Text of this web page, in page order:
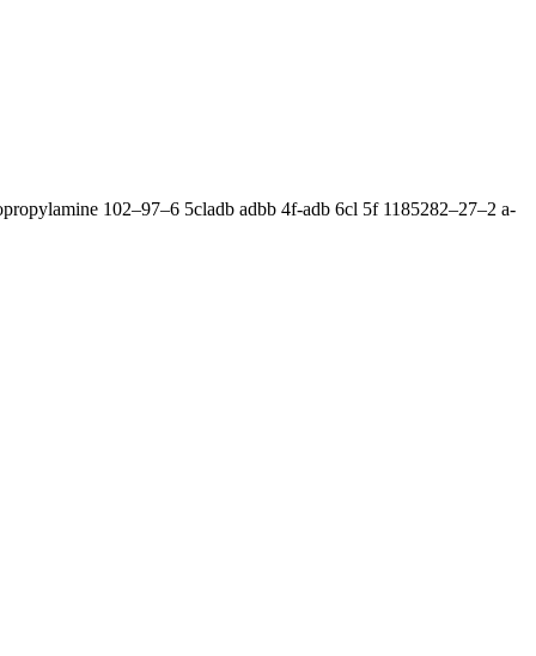
102–97–6 5cladb adbb 4f-adb 6cl 5f 1185282–27–2 a-